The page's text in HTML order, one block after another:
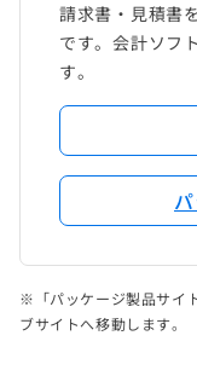
請求書・見積書
です。会計ソフ
す。
※「パッケージ製品サイ
ブサイトへ移動します。